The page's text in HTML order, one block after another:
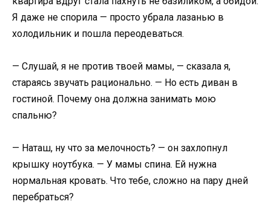
Я даже не спорила — просто убрала лазанью в
холодильник и пошла переодеваться.
— Слушай, я не против твоей мамы, — сказала я,
стараясь звучать рационально. — Но есть диван в
гостиной. Почему она должна занимать мою
спальню?
— Наташ, ну что за мелочность? — он захлопнул
крышку ноутбука. — У мамы спина. Ей нужна
нормальная кровать. Что тебе, сложно на пару дней
перебраться?